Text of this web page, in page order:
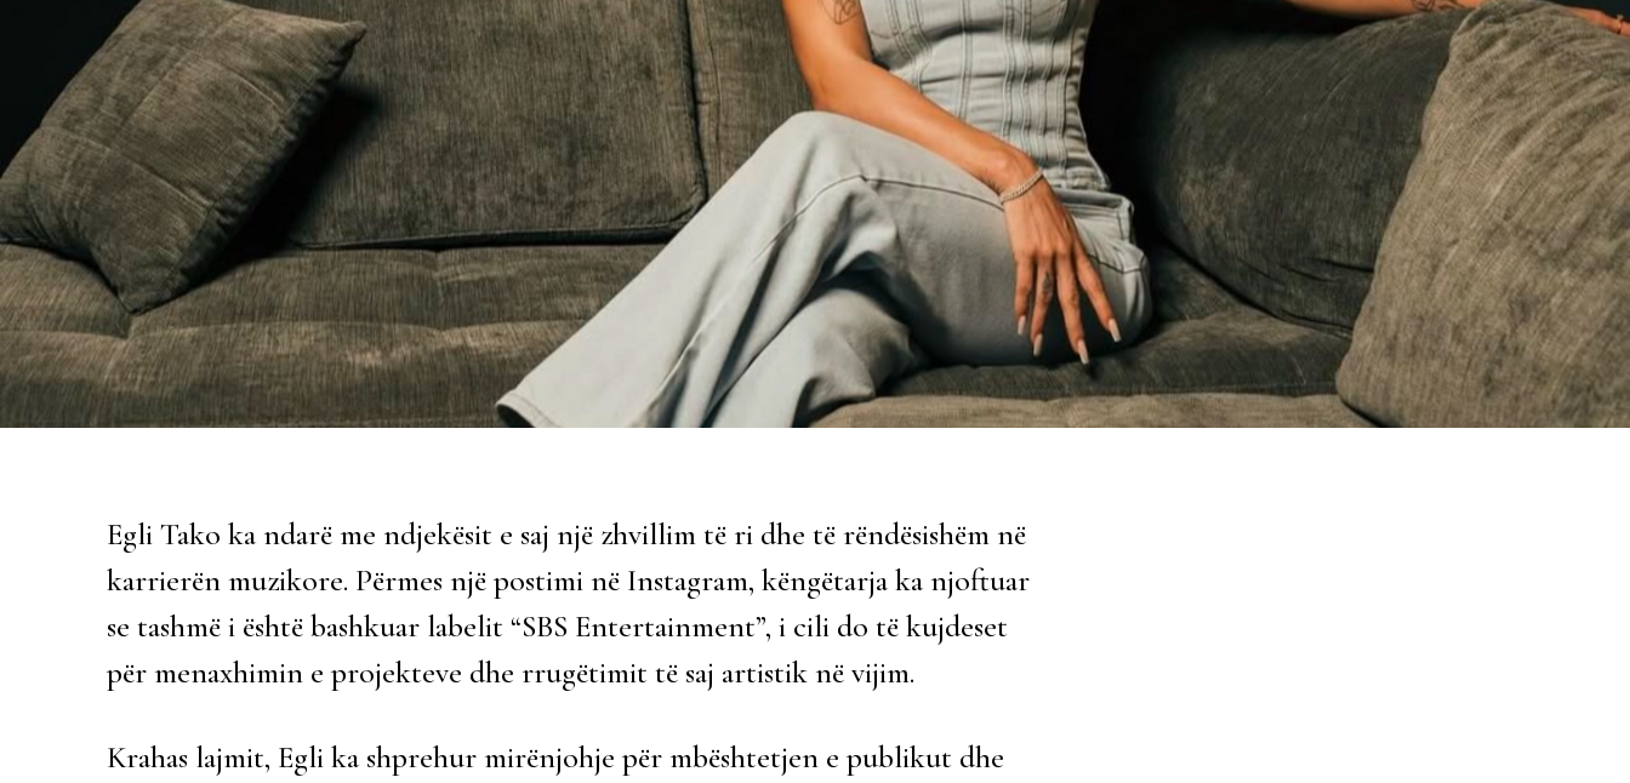
Egli Tako ka ndarë me ndjekësit e saj një zhvillim të ri dhe të rëndësishëm në
karrierën muzikore. Përmes një postimi në Instagram, këngëtarja ka njoftuar
se tashmë i është bashkuar labelit “SBS Entertainment”, i cili do të kujdeset
për menaxhimin e projekteve dhe rrugëtimit të saj artistik në vijim.
Krahas lajmit, Egli ka shprehur mirënjohje për mbështetjen e publikut dhe